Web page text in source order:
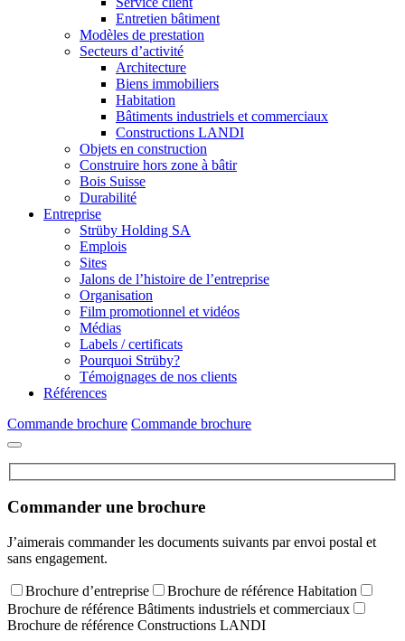
Entretien bâtiment
Modèles de prestation
Secteurs d’activité
Architecture
Biens immobiliers
Habitation
Bâtiments industriels et commerciaux
Constructions LANDI
Objets en construction
Construire hors zone à bâtir
Bois Suisse
Durabilité
Entreprise
Strüby Holding SA
Emplois
Sites
Jalons de l’histoire de l’entreprise
Organisation
Film promotionnel et vidéos
Médias
Labels / certificats
Pourquoi Strüby?
Témoignages de nos clients
Références
Commande brochure Commande brochure
Commander une brochure
J’aimerais commander les documents suivants par envoi postal et
sans engagement.
Brochure d’entreprise
Brochure de référence Habitation
Brochure de référence Bâtiments industriels et commerciaux
Brochure de référence Constructions LANDI